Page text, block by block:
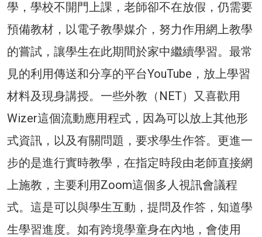
學，學校不開門上課，老師卻不在放假，仍需要
預備教材，以電子教學媒介，努力作用網上教學
的嘗試，讓學生在此期間於家中繼續學習。最常
見的利用傳送和分享的平台YouTube，放上學習
材料及現身講授。一些外教（NET）又喜歡用
Wizer這個流動應用程式，因為可以放上其他形
式資訊，以及有關問題，要求學生作答。更進一
步的是進行實時教學，在指定時段由老師直接網
上施教，主要利用Zoom這個多人視訊會議程
式。這是可以與學生互動，提問及作答，知道學
生學習進度。如有跨境學童身在內地，會使用